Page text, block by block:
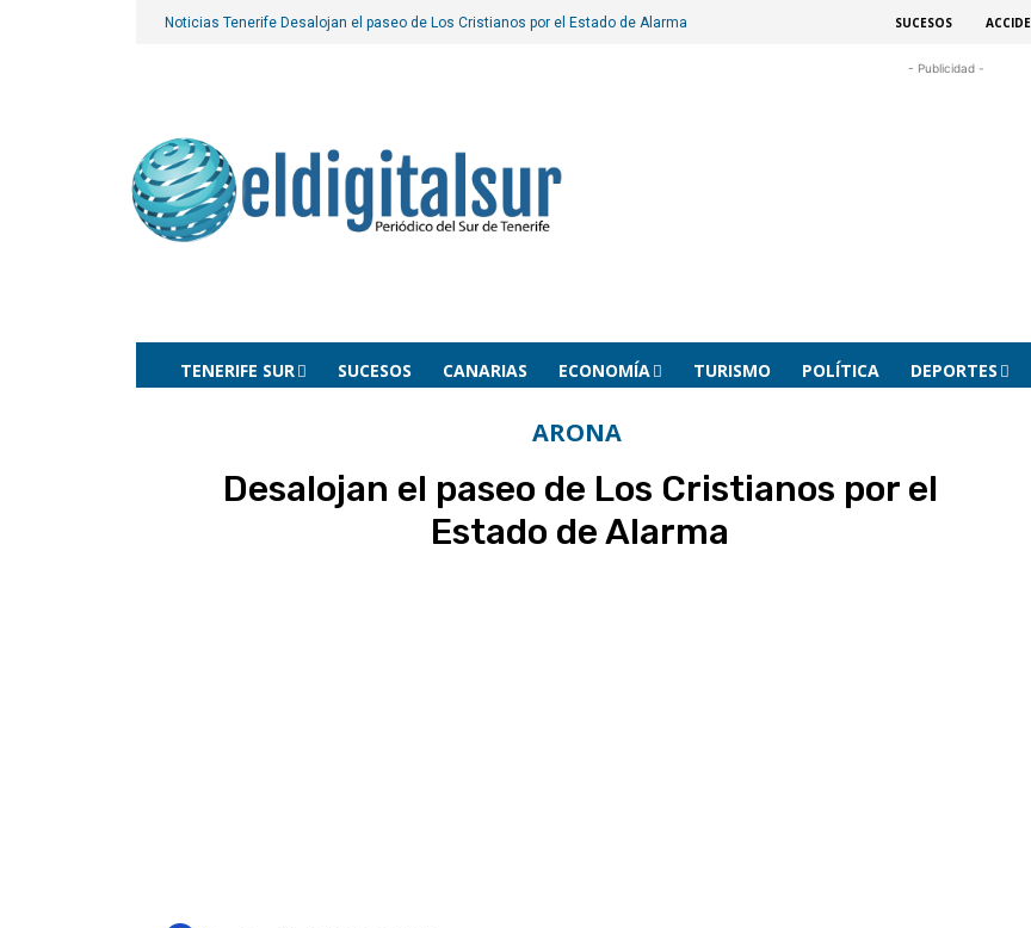
Noticias Tenerife Desalojan el paseo de Los Cristianos por el Estado de Alarma SUCESOS
- Publicidad -
TENERIFE SUR SUCESOS CANARIAS ECONOMÍA TURISMO POLÍTICA DEPORTES
ARONA
Desalojan el paseo de Los Cristianos por el
Estado de Alarma